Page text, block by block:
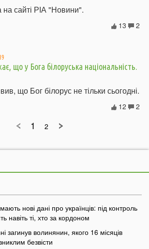
сайті РІА "Новини".
2
13
що у Бога білоруська національність.
що Бог білорус не тільки сьогодні.
2
12
1 2
нові дані про українців: під контроль
навіть ті, хто за кордоном
загинув волинянин, якого 16 місяців
безвісти